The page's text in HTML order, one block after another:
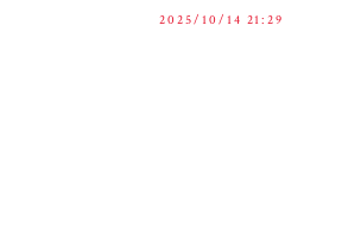
2025/10/14 21:29